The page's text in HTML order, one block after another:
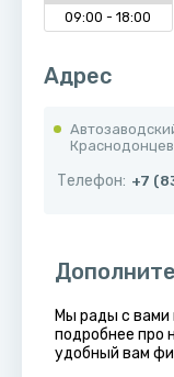
09:00 - 18:00
Адрес
Телефон: +7
Мы рады с вами
подробнее про
удобный вам